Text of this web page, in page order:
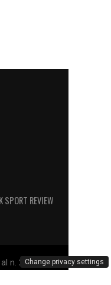
SPORT REVIEW
n. 26692 - PI
Change privacy settings